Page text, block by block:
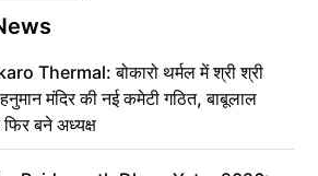
Thermal: बोकारो थर्मल में श्री श्री
मंदिर की नई कमेटी गठित, बाबूलाल
फिर बने अध्यक्ष